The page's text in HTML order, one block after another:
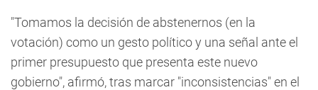
"Tomamos la decisión de abstenernos (en la
votación) como un gesto político y una señal ante el
primer presupuesto que presenta este nuevo
gobierno", afirmó, tras marcar "inconsistencias" en el